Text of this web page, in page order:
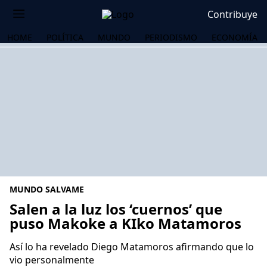
Contribuye
HOME POLÍTICA MUNDO PERIODISMO ECONOMÍA
MUNDO SALVAME
Salen a la luz los ‘cuernos’ que
puso Makoke a KIko Matamoros
Así lo ha revelado Diego Matamoros afirmando que lo
vio personalmente